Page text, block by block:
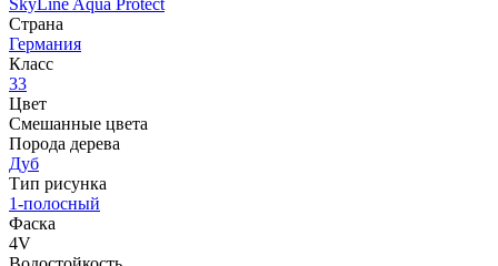
Страна
Германия
Класс
33
Цвет
Смешанные цвета
Порода дерева
Дуб
Тип рисунка
1-полосный
Фаска
4V